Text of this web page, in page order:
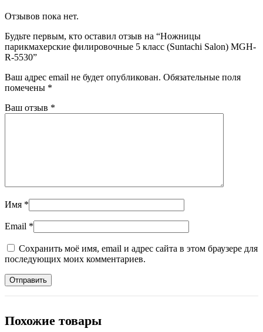
Отзывов пока нет.
Будьте первым, кто оставил отзыв на “Ножницы
парикмахерские филировочные 5 класс (Suntachi Salon) MGH-
R-5530”
Ваш адрес email не будет опубликован. Обязательные поля
помечены *
Ваш отзыв *
Имя *
Email *
Сохранить моё имя, email и адрес сайта в этом браузере для
последующих моих комментариев.
Похожие товары